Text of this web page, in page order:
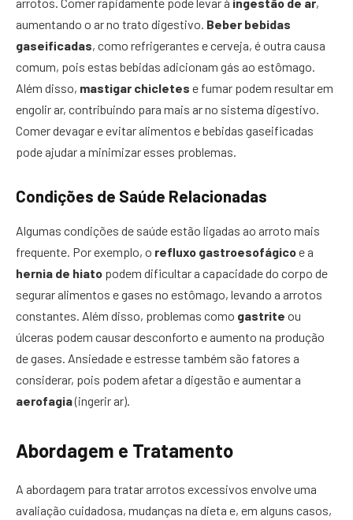
aumentando o ar no trato digestivo. Beber bebidas
gaseificadas, como refrigerantes e cerveja, é outra causa
comum, pois estas bebidas adicionam gás ao estômago.
Além disso, mastigar chicletes e fumar podem resultar em
engolir ar, contribuindo para mais ar no sistema digestivo.
Comer devagar e evitar alimentos e bebidas gaseificadas
pode ajudar a minimizar esses problemas.
Condições de Saúde Relacionadas
Algumas condições de saúde estão ligadas ao arroto mais
frequente. Por exemplo, o refluxo gastroesofágicoe a
hernia de hiato podem dificultar a capacidade do corpo de
segurar alimentos e gases no estômago, levando a arrotos
constantes. Além disso, problemas como gastrite ou
úlceras podem causar desconforto e aumento na produção
de gases. Ansiedade e estresse também são fatores a
considerar, pois podem afetar a digestão e aumentar a
aerofagia(ingerir ar).
Abordagem e Tratamento
A abordagem para tratar arrotos excessivos envolve uma
avaliação cuidadosa, mudanças na dieta e, em alguns casos,